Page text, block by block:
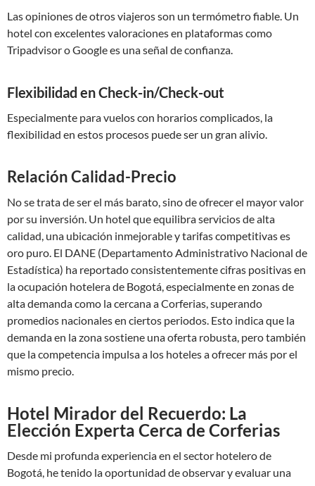
Las opiniones de otros viajeros son un termómetro fiable. Un
hotel con excelentes valoraciones en plataformas como
Tripadvisor o Google es una señal de confianza.
Flexibilidad en Check-in/Check-out
Especialmente para vuelos con horarios complicados, la
flexibilidad en estos procesos puede ser un gran alivio.
Relación Calidad-Precio
No se trata de ser el más barato, sino de ofrecer el mayor valor
por su inversión. Un hotel que equilibra servicios de alta
calidad, una ubicación inmejorable y tarifas competitivas es
oro puro. El DANE (Departamento Administrativo Nacional de
Estadística) ha reportado consistentemente cifras positivas en
la ocupación hotelera de Bogotá, especialmente en zonas de
alta demanda como la cercana a Corferias, superando
promedios nacionales en ciertos periodos. Esto indica que la
demanda en la zona sostiene una oferta robusta, pero también
que la competencia impulsa a los hoteles a ofrecer más por el
mismo precio.
Hotel Mirador del Recuerdo: La
Elección Experta Cerca de Corferias
Desde mi profunda experiencia en el sector hotelero de
Bogotá, he tenido la oportunidad de observar y evaluar una